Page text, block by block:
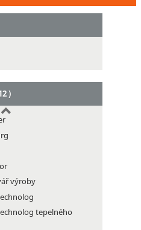
)
výroby
tepelného